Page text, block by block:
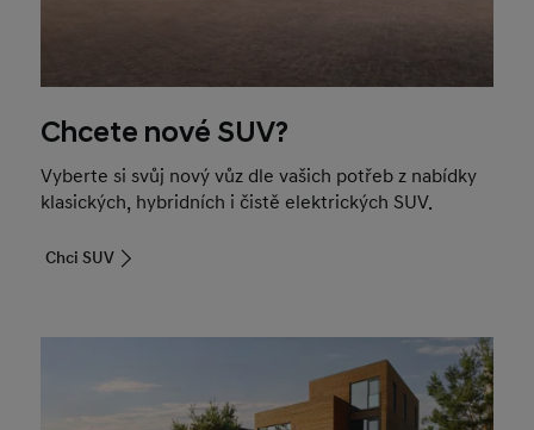
Chcete nové SUV?
Vyberte si svůj nový vůz dle vašich potřeb z nabídky
klasických, hybridních i čistě elektrických SUV.
Chci SUV